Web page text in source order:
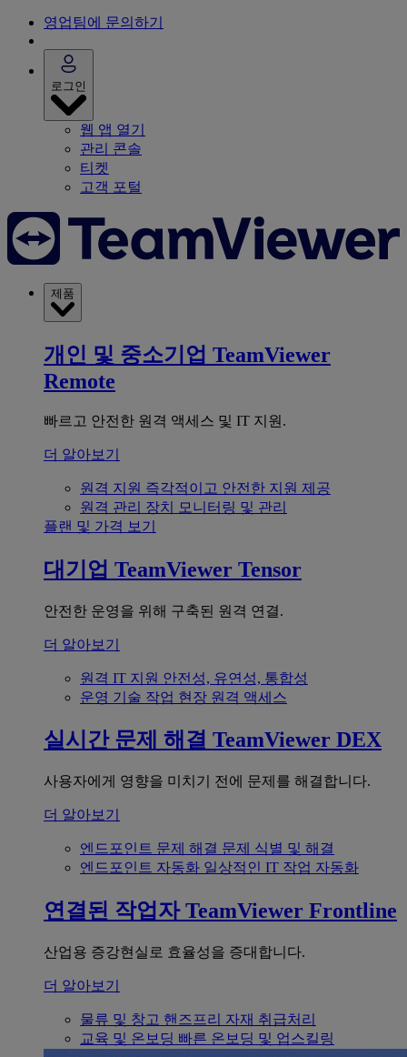
영업팀에 문의하기
로그인
웹 앱 열기
관리 콘솔
티켓
고객 포털
제품
개인 및 중소기업 TeamViewer
Remote
빠르고 안전한 원격 액세스 및 IT 지원.
더 알아보기
원격 지원 즉각적이고 안전한 지원 제공
원격 관리 장치 모니터링 및 관리
플랜 및 가격 보기
대기업 TeamViewer Tensor
안전한 운영을 위해 구축된 원격 연결.
더 알아보기
원격 IT 지원 안전성, 유연성, 통합성
운영 기술 작업 현장 원격 액세스
실시간 문제 해결 TeamViewer DEX
사용자에게 영향을 미치기 전에 문제를 해결합니다.
더 알아보기
엔드포인트 문제 해결 문제 식별 및 해결
엔드포인트 자동화 일상적인 IT 작업 자동화
연결된 작업자 TeamViewer Frontline
산업용 증강현실로 효율성을 증대합니다.
더 알아보기
물류 및 창고 핸즈프리 자재 취급처리
교육 및 온보딩 빠른 온보딩 및 업스킬링